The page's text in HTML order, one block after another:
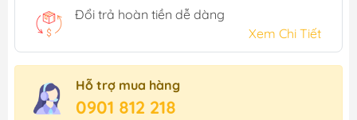
Đổi trả hoàn tiền dễ dàng
Xem Chi Tiết
Hỗ trợ mua hàng
0901 812 218